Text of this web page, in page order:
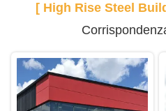
[ High Rise Steel